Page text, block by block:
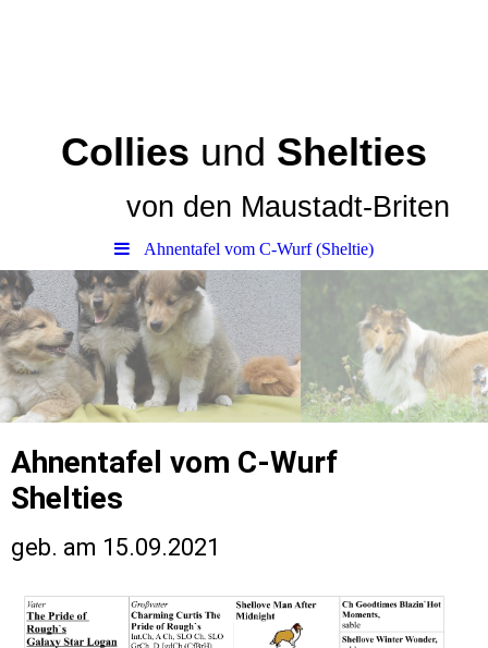
Collies und Shelties
von den Maustadt-Briten
Ahnentafel vom C-Wurf (Sheltie)
Ahnentafel vom C-Wurf
Shelties
geb. am 15.09.2021